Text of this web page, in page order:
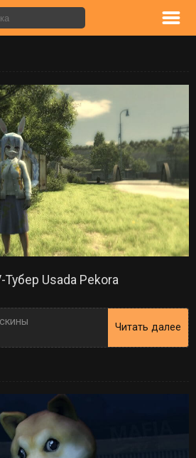
Тубер Usada Pekora
Читать далее